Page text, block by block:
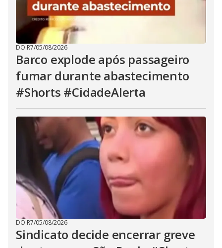
DO R7/05/08/2026
Barco explode após passageiro
fumar durante abastecimento
#Shorts #CidadeAlerta
DO R7/05/08/2026
Sindicato decide encerrar greve